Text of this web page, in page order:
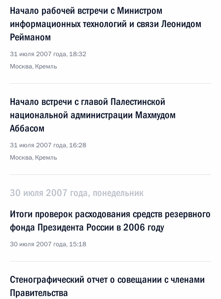
Начало рабочей встречи с Министром
информационных технологий и связи Леонидом
Рейманом
31 июля 2007 года, 18:32
Москва, Кремль
Начало встречи с главой Палестинской
национальной администрации Махмудом
Аббасом
31 июля 2007 года, 16:28
Москва, Кремль
30 июля 2007 года, понедельник
Итоги проверок расходования средств резервного
фонда Президента России в 2006 году
30 июля 2007 года, 15:18
Стенографический отчет о совещании с членами
Правительства